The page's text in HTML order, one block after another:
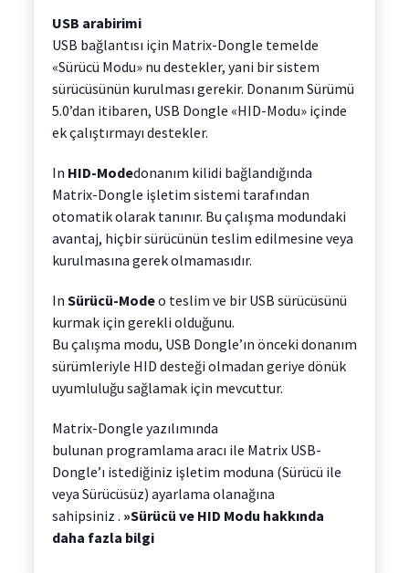
USB arabirimi
USB bağlantısı için Matrix-Dongle temelde
«Sürücü Modu» nu destekler, yani bir sistem
sürücüsünün kurulması gerekir. Donanım Sürümü
5.0’dan itibaren, USB Dongle «HID-Modu» içinde
ek çalıştırmayı destekler.
In HID-Modedonanım kilidi bağlandığında
Matrix-Dongle işletim sistemi tarafından
otomatik olarak tanınır. Bu çalışma modundaki
avantaj, hiçbir sürücünün teslim edilmesine veya
kurulmasına gerek olmamasıdır.
In Sürücü-Modeo teslim ve bir USB sürücüsünü
kurmak için gerekli olduğunu.
Bu çalışma modu, USB Dongle’ın önceki donanım
sürümleriyle HID desteği olmadan geriye dönük
uyumluluğu sağlamak için mevcuttur.
Matrix-Dongle yazılımında
bulunan programlama aracı ile Matrix USB-
Dongle’ı istediğiniz işletim moduna (Sürücü ile
veya Sürücüsüz) ayarlama olanağına
sahipsiniz . »Sürücü ve HID Modu hakkında
daha fazla bilgi